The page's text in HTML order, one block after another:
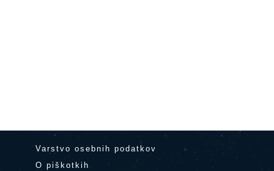
Varstvo osebnih podatkov
O piškotkih